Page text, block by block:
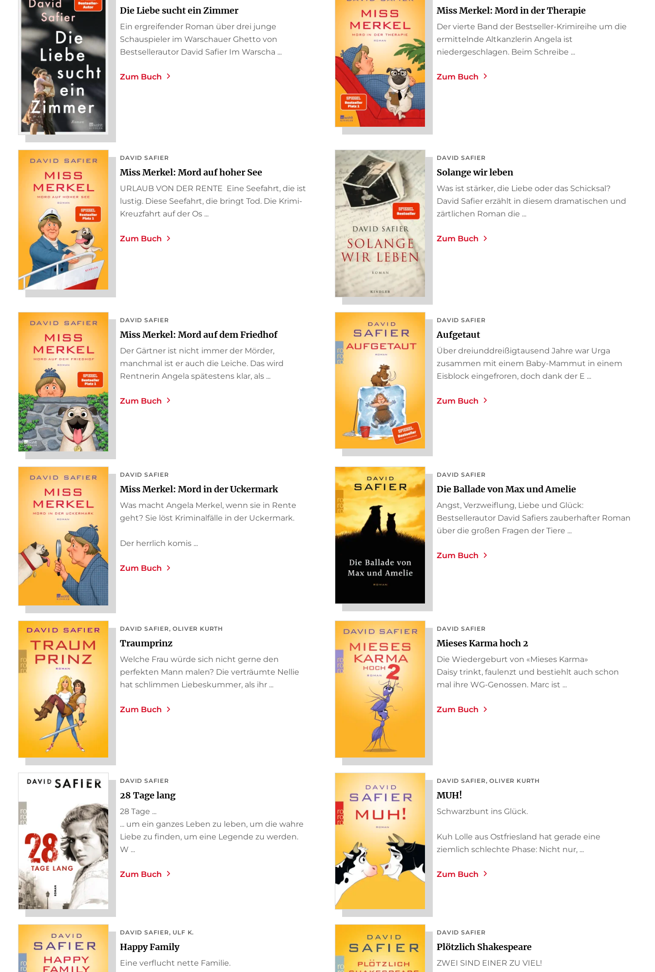
Die Liebe sucht ein Zimmer
Ein ergreifender Roman über drei junge
Schauspieler im Warschauer Ghetto von
Bestsellerautor David Safier Im Warscha ...
Zum Buch
Miss Merkel: Mord in der Therapie
Der vierte Band der Bestseller-Krimireihe um die
ermittelnde Altkanzlerin Angela ist
niedergeschlagen. Beim Schreibe ...
Zum Buch
DAVID SAFIER
Miss Merkel: Mord auf hoher See
URLAUB VON DER RENTE Eine Seefahrt, die ist
lustig. Diese Seefahrt, die bringt Tod. Die Krimi-
Kreuzfahrt auf der Os ...
Zum Buch
DAVID SAFIER
Solange wir leben
Was ist stärker, die Liebe oder das Schicksal?
David Safier erzählt in diesem dramatischen und
zärtlichen Roman die ...
Zum Buch
DAVID SAFIER
Miss Merkel: Mord auf dem Friedhof
Der Gärtner ist nicht immer der Mörder,
manchmal ist er auch die Leiche. Das wird
Rentnerin Angela spätestens klar, als ...
Zum Buch
DAVID SAFIER
Aufgetaut
Über dreiunddreißigtausend Jahre war Urga
zusammen mit einem Baby-Mammut in einem
Eisblock eingefroren, doch dank der E ...
Zum Buch
DAVID SAFIER
Miss Merkel: Mord in der Uckermark
Was macht Angela Merkel, wenn sie in Rente
geht? Sie löst Kriminalfälle in der Uckermark.
Der herrlich komis ...
Zum Buch
DAVID SAFIER
Die Ballade von Max und Amelie
Angst, Verzweiflung, Liebe und Glück:
Bestsellerautor David Safiers zauberhafter Roman
über die großen Fragen der Tiere ...
Zum Buch
DAVID SAFIER OLIVER KURTH
Traumprinz
Welche Frau würde sich nicht gerne den
perfekten Mann malen? Die verträumte Nellie
hat schlimmen Liebeskummer, als ihr ...
Zum Buch
DAVID SAFIER
Mieses Karma hoch 2
Die Wiedergeburt von «Mieses Karma»
Daisy trinkt, faulenzt und bestiehlt auch schon
mal ihre WG-Genossen. Marc ist ...
Zum Buch
DAVID SAFIER
28 Tage lang
28 Tage ...
... um ein ganzes Leben zu leben, um die wahre
Liebe zu finden, um eine Legende zu werden.
W ...
Zum Buch
DAVID SAFIER OLIVER KURTH
MUH!
Schwarzbunt ins Glück.
Kuh Lolle aus Ostfriesland hat gerade eine
ziemlich schlechte Phase: Nicht nur, ...
Zum Buch
DAVID SAFIER ULF K.
Happy Family
Eine verflucht nette Familie.
DAVID SAFIER
Plötzlich Shakespeare
ZWEI SIND EINER ZU VIEL!